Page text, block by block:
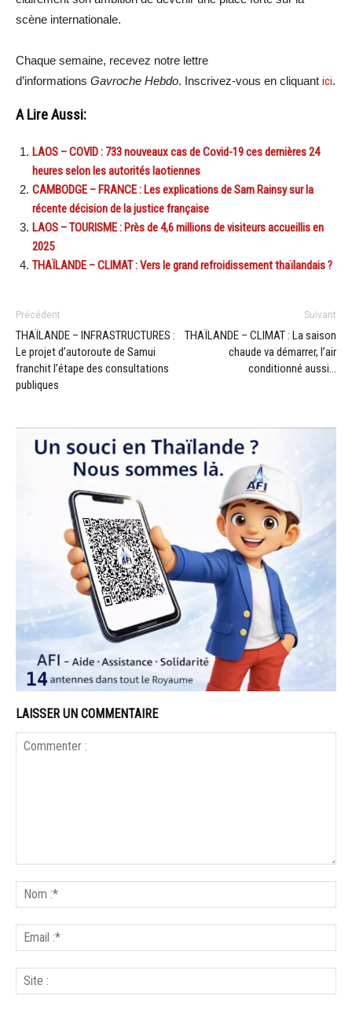
scène internationale.
Chaque semaine, recevez notre lettre
d’informations Gavroche Hebdo. Inscrivez-vous en cliquant ici.
A Lire Aussi:
LAOS – COVID : 733 nouveaux cas de Covid-19 ces dernières 24
heures selon les autorités laotiennes
CAMBODGE – FRANCE : Les explications de Sam Rainsy sur la
récente décision de la justice française
LAOS – TOURISME : Près de 4,6 millions de visiteurs accueillis en
2025
THAÏLANDE – CLIMAT : Vers le grand refroidissement thaïlandais ?
Précédent
THAÏLANDE – INFRASTRUCTURES :
Le projet d’autoroute de Samui
franchit l’étape des consultations
publiques
Suivant
THAÏLANDE – CLIMAT : La saison
chaude va démarrer, l’air
conditionné aussi…
LAISSER UN COMMENTAIRE